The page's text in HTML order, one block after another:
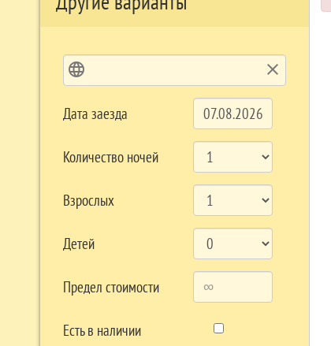
language clear
Дата заезда
Количество ночей
Взрослых
Детей
Предел стоимости
Есть в наличии